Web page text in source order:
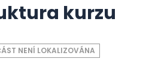
kurzu
NENÍ LOKALIZOVÁNA